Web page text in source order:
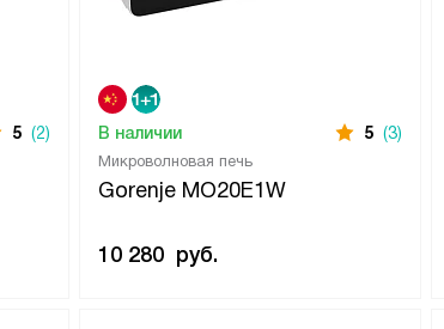
5 (2)
Микроволновая печь
Gorenje MO20E1W
В наличии 5 (3)
10 280 руб.